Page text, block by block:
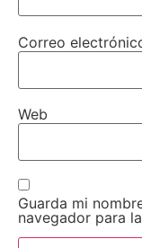
Correo
Web
Guarda mi
navegador para